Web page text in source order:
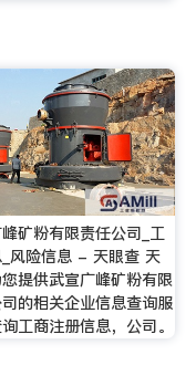
矿粉有限责任公司_工
_风险信息 - 天眼查 天
提供武宣广峰矿粉有限
的相关企业信息查询服
工商注册信息，公司。